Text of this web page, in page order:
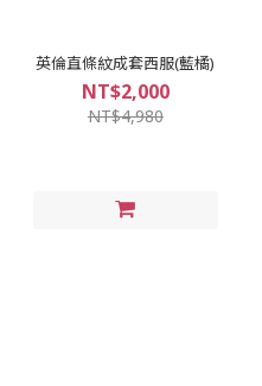
英倫直條紋成套西服(藍橘)
NT$2,000
NT$4,980